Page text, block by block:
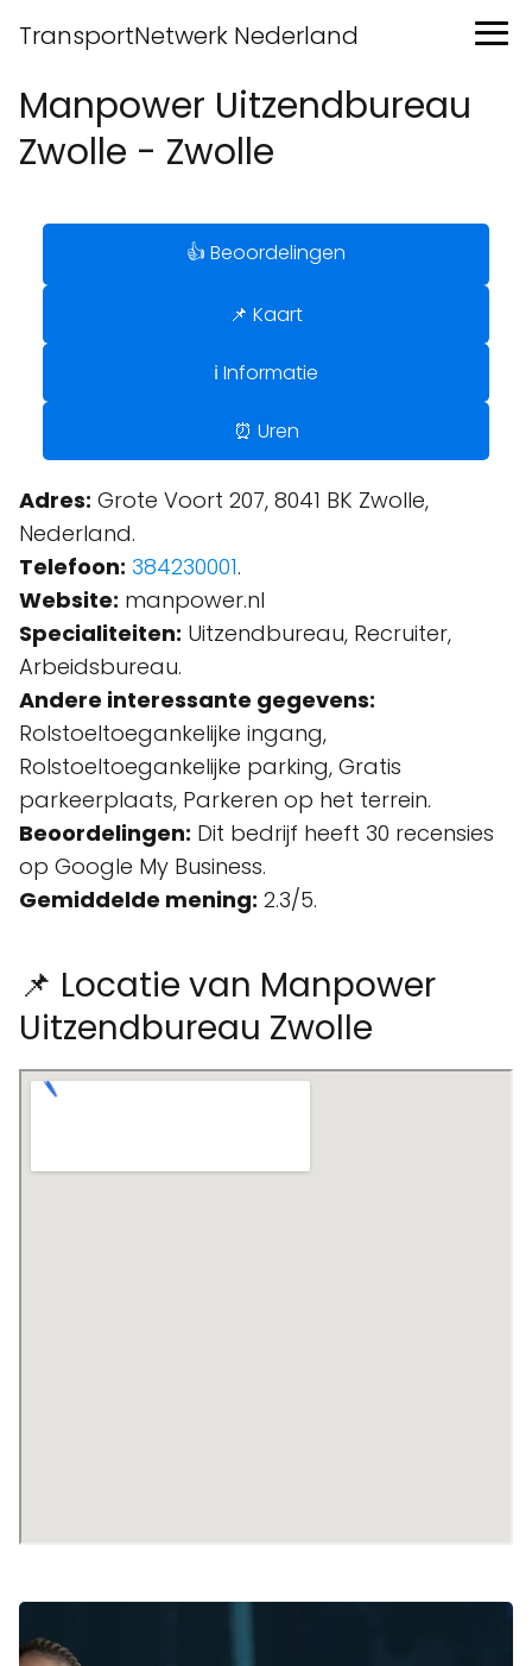
TransportNetwerk Nederland
Manpower Uitzendbureau
Zwolle - Zwolle
👍 Beoordelingen
📌 Kaart
ℹ️ Informatie
⏰ Uren
Adres: Grote Voort 207, 8041 BK Zwolle,
Nederland.
Telefoon: 384230001.
Website: manpower.nl
Specialiteiten: Uitzendbureau, Recruiter,
Arbeidsbureau.
Andere interessante gegevens:
Rolstoeltoegankelijke ingang,
Rolstoeltoegankelijke parking, Gratis
parkeerplaats, Parkeren op het terrein.
Beoordelingen: Dit bedrijf heeft 30 recensies
op Google My Business.
Gemiddelde mening: 2.3/5.
📌 Locatie van Manpower
Uitzendbureau Zwolle